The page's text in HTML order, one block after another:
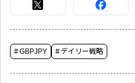
#GBPJPY # デイリー戦略